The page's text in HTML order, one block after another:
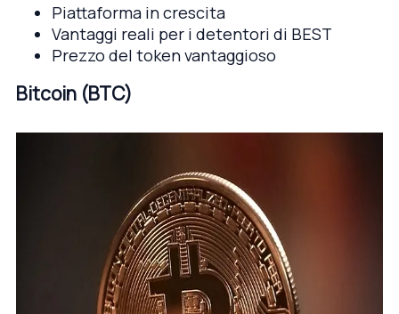
Piattaforma in crescita
Vantaggi reali per i detentori di BEST
Prezzo del token vantaggioso
Bitcoin (BTC)